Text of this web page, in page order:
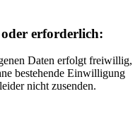
erforderlich:
Daten erfolgt freiwillig,
bestehende Einwilligung
nicht zusenden.